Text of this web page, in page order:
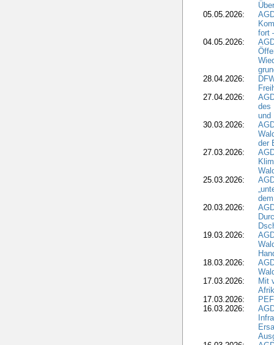
05.05.2026:
fort
04.05.2026:
28.04.2026:
27.04.2026:
des
und
30.03.2026:
der
27.03.2026:
25.03.2026:
20.03.2026:
19.03.2026:
18.03.2026:
17.03.2026:
Mit
17.03.2026:
16.03.2026: